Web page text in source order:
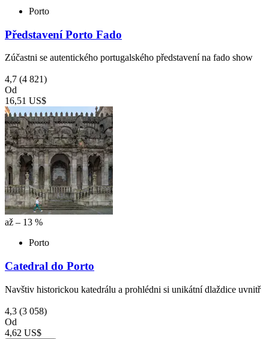
Porto
Představení Porto Fado
Zúčastni se autentického portugalského představení na fado show
4,7 (4 821)
Od
16,51 US$
až – 13 %
Porto
Catedral do Porto
Navštiv historickou katedrálu a prohlédni si unikátní dlaždice uvnitř
4,3 (3 058)
Od
4,62 US$